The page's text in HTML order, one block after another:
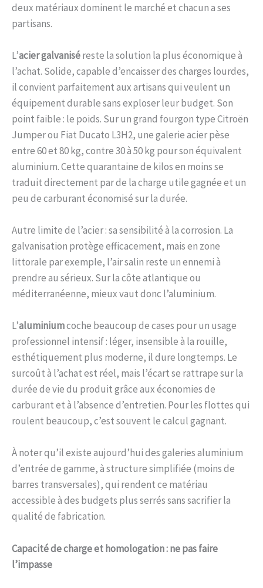
deux matériaux dominent le marché et chacun a ses
partisans.
L’acier galvaniséreste la solution la plus économique à
l’achat. Solide, capable d’encaisser des charges lourdes,
il convient parfaitement aux artisans qui veulent un
équipement durable sans exploser leur budget. Son
point faible : le poids. Sur un grand fourgon type Citroën
Jumper ou Fiat Ducato L3H2, une galerie acier pèse
entre 60 et 80 kg, contre 30 à 50 kg pour son équivalent
aluminium. Cette quarantaine de kilos en moins se
traduit directement par de la charge utile gagnée et un
peu de carburant économisé sur la durée.
Autre limite de l’acier : sa sensibilité à la corrosion. La
galvanisation protège efficacement, mais en zone
littorale par exemple, l’air salin reste un ennemi à
prendre au sérieux. Sur la côte atlantique ou
méditerranéenne, mieux vaut donc l’aluminium.
L’aluminiumcoche beaucoup de cases pour un usage
professionnel intensif : léger, insensible à la rouille,
esthétiquement plus moderne, il dure longtemps. Le
surcoût à l’achat est réel, mais l’écart se rattrape sur la
durée de vie du produit grâce aux économies de
carburant et à l’absence d’entretien. Pour les flottes qui
roulent beaucoup, c’est souvent le calcul gagnant.
À noter qu’il existe aujourd’hui des galeries aluminium
d’entrée de gamme, à structure simplifiée (moins de
barres transversales), qui rendent ce matériau
accessible à des budgets plus serrés sans sacrifier la
qualité de fabrication.
Capacité de charge et homologation : ne pas faire
l’impasse